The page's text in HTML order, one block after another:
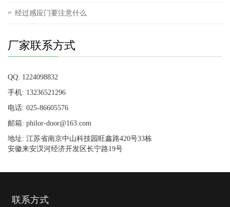
经过感应门要注意什么
厂家联系方式
QQ: 1224098832
手机: 13236521296
电话: 025-86605576
邮箱: philor-door@163.com
地址: 江苏省南京中山科技园旺鑫路420号33栋
安徽来安汊河经济开发区长宁路19号
联系方式